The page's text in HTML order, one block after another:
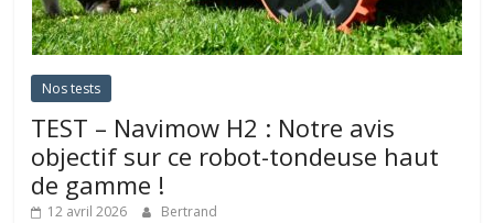
Nos tests
TEST – Navimow H2 : Notre avis
objectif sur ce robot-tondeuse haut
de gamme !
12 avril 2026 Bertrand